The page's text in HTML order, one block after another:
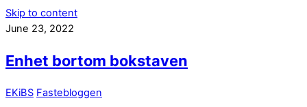
Skip to content
June 23, 2022
Enhet bortom bokstaven
EKiBS Fastebloggen